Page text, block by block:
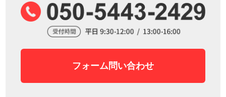
フォーム問い合わせ